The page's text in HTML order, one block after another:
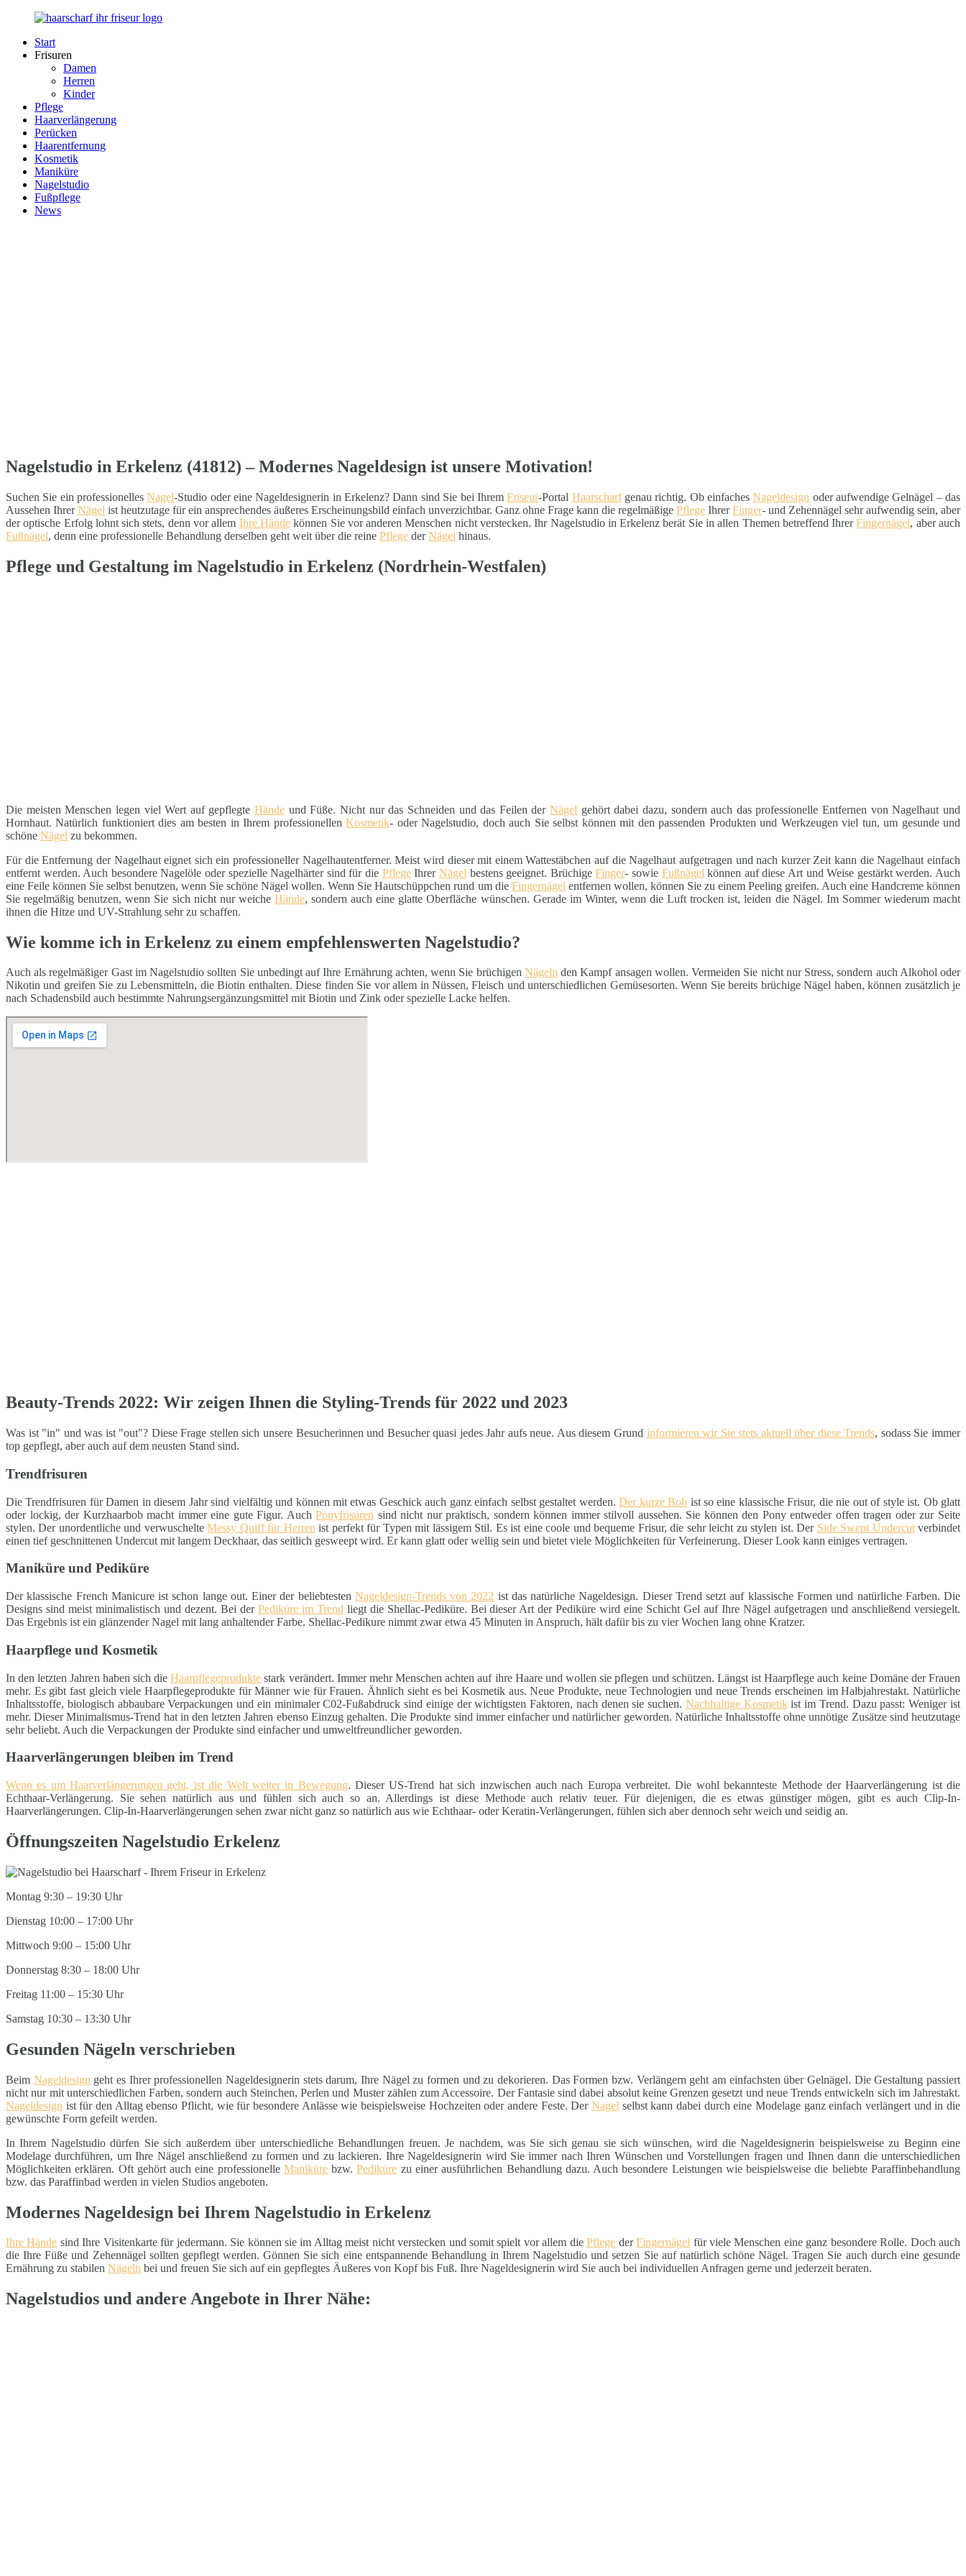
Zurück
Inhalt
Haarscharf
Händen
Start
Frisuren
Damen
Herren
Kinder
Pflege
Haarverlängerung
Perücken
Haarentfernung
Kosmetik
Maniküre
Nagelstudio
Fußpflege
News
Nagelstudio in Erkelenz (41812) – Modernes Nageldesign ist unsere Motivation!
Suchen Sie ein professionellesNagel-Studio oder eine Nageldesignerin in Erkelenz? Dann sind Sie bei IhremFriseur-Portal Haarscharfgenau richtig. Ob einfachesNageldesign oder aufwendige Gelnägel – das
Aussehen IhrerNägel ist heutzutage für ein ansprechendes äußeres Erscheinungsbild einfach unverzichtbar. Ganz ohne Frage kann die regelmäßige Pflege IhrerFinger- und Zehennägel sehr aufwendig sein, aber
der optische Erfolg lohnt sich stets, denn vor allem Ihre Händekönnen Sie vor anderen Menschen nicht verstecken. Ihr Nagelstudio in Erkelenz berät Sie in allen Themen betreffend IhrerFingernägel, aber auch
Fußnägel, denn eine professionelle Behandlung derselben geht weit über die reine Pflege derNägel hinaus.
Pflege und Gestaltung im Nagelstudio in Erkelenz (Nordrhein-Westfalen)
Die meisten Menschen legen viel Wert auf gepflegteHände und Füße. Nicht nur das Schneiden und das Feilen derNägel gehört dabei dazu, sondern auch das professionelle Entfernen von Nagelhaut und
Hornhaut. Natürlich funktioniert dies am besten in Ihrem professionellenKosmetik- oder Nagelstudio, doch auch Sie selbst können mit den passenden Produkten und Werkzeugen viel tun, um gesunde und
schöne Nägel zu bekommen.
Für die Entfernung der Nagelhaut eignet sich ein professioneller Nagelhautentferner. Meist wird dieser mit einem Wattestäbchen auf die Nagelhaut aufgetragen und nach kurzer Zeit kann die Nagelhaut einfach
entfernt werden. Auch besondere Nagelöle oder spezielle Nagelhärter sind für die PflegeIhrer Nägel bestens geeignet. BrüchigeFinger- sowie Fußnägel können auf diese Art und Weise gestärkt werden. Auch
eine Feile können Sie selbst benutzen, wenn Sie schöne Nägel wollen. Wenn Sie Hautschüppchen rund um die Fingernägel entfernen wollen, können Sie zu einem Peeling greifen. Auch eine Handcreme können
Sie regelmäßig benutzen, wenn Sie sich nicht nur weiche Hände, sondern auch eine glatte Oberfläche wünschen. Gerade im Winter, wenn die Luft trocken ist, leiden die Nägel. Im Sommer wiederum macht
ihnen die Hitze und UV-Strahlung sehr zu schaffen.
Wie komme ich in Erkelenz zu einem empfehlenswerten Nagelstudio?
Auch als regelmäßiger Gast im Nagelstudio sollten Sie unbedingt auf Ihre Ernährung achten, wenn Sie brüchigen Nägelnden Kampf ansagen wollen. Vermeiden Sie nicht nur Stress, sondern auch Alkohol oder
Nikotin und greifen Sie zu Lebensmitteln, die Biotin enthalten. Diese finden Sie vor allem in Nüssen, Fleisch und unterschiedlichen Gemüsesorten. Wenn Sie bereits brüchige Nägel haben, können zusätzlich je
nach Schadensbild auch bestimmte Nahrungsergänzungsmittel mit Biotin und Zink oder spezielle Lacke helfen.
Beauty-Trends 2022: Wir zeigen Ihnen die Styling-Trends für 2022 und 2023
Was ist "in" und was ist "out"? Diese Frage stellen sich unsere Besucherinnen und Besucher quasi jedes Jahr aufs neue. Aus diesem Grund informieren wir Sie stets aktuell über diese Trends, sodass Sie immer
top gepflegt, aber auch auf dem neusten Stand sind.
Trendfrisuren
Die Trendfrisuren für Damen in diesem Jahr sind vielfältig und können mit etwas Geschick auch ganz einfach selbst gestaltet werden.Der kurze Bob ist so eine klassische Frisur, die nie out of style ist. Ob glatt
oder lockig, der Kurzhaarbob macht immer eine gute Figur. AuchPonyfrisuren sind nicht nur praktisch, sondern können immer stilvoll aussehen. Sie können den Pony entweder offen tragen oder zur Seite
stylen. Der unordentliche und verwuschelteMessy Quiff für Herren ist perfekt für Typen mit lässigem Stil. Es ist eine coole und bequeme Frisur, die sehr leicht zu stylen ist. Der Side Swept Undercutverbindet
einen tief geschnittenen Undercut mit langem Deckhaar, das seitlich gesweept wird. Er kann glatt oder wellig sein und bietet viele Möglichkeiten für Verfeinerung. Dieser Look kann einiges vertragen.
Maniküre und Pediküre
Der klassische French Manicure ist schon lange out. Einer der beliebtesten Nageldesign-Trends von 2022 ist das natürliche Nageldesign. Dieser Trend setzt auf klassische Formen und natürliche Farben. Die
Designs sind meist minimalistisch und dezent. Bei der Pediküre im Trend liegt die Shellac-Pediküre. Bei dieser Art der Pediküre wird eine Schicht Gel auf Ihre Nägel aufgetragen und anschließend versiegelt.
Das Ergebnis ist ein glänzender Nagel mit lang anhaltender Farbe. Shellac-Pedikure nimmt zwar etwa 45 Minuten in Anspruch, hält dafür bis zu vier Wochen lang ohne Kratzer.
Haarpflege und Kosmetik
In den letzten Jahren haben sich dieHaarpflegeprodukte stark verändert. Immer mehr Menschen achten auf ihre Haare und wollen sie pflegen und schützen. Längst ist Haarpflege auch keine Domäne der Frauen
mehr. Es gibt fast gleich viele Haarpflegeprodukte für Männer wie für Frauen. Ähnlich sieht es bei Kosmetik aus. Neue Produkte, neue Technologien und neue Trends erscheinen im Halbjahrestakt. Natürliche
Inhaltsstoffe, biologisch abbaubare Verpackungen und ein minimaler C02-Fußabdruck sind einige der wichtigsten Faktoren, nach denen sie suchen. Nachhaltige Kosmetikist im Trend. Dazu passt: Weniger ist
mehr. Dieser Minimalismus-Trend hat in den letzten Jahren ebenso Einzug gehalten. Die Produkte sind immer einfacher und natürlicher geworden. Natürliche Inhaltsstoffe ohne unnötige Zusätze sind heutzutage
sehr beliebt. Auch die Verpackungen der Produkte sind einfacher und umweltfreundlicher geworden.
Haarverlängerungen bleiben im Trend
Wenn es um Haarverlängerungen geht, ist die Welt weiter in Bewegung. Dieser US-Trend hat sich inzwischen auch nach Europa verbreitet. Die wohl bekannteste Methode der Haarverlängerung ist die
Echthaar-Verlängerung. Sie sehen natürlich aus und fühlen sich auch so an. Allerdings ist diese Methode auch relativ teuer. Für diejenigen, die es etwas günstiger mögen, gibt es auch Clip-In-
Haarverlängerungen. Clip-In-Haarverlängerungen sehen zwar nicht ganz so natürlich aus wie Echthaar- oder Keratin-Verlängerungen, fühlen sich aber dennoch sehr weich und seidig an.
Öffnungszeiten Nagelstudio Erkelenz
Montag 9:30 – 19:30 Uhr
Dienstag 10:00 – 17:00 Uhr
Mittwoch 9:00 – 15:00 Uhr
Donnerstag 8:30 – 18:00 Uhr
Freitag 11:00 – 15:30 Uhr
Samstag 10:30 – 13:30 Uhr
Gesunden Nägeln verschrieben
Beim Nageldesign geht es Ihrer professionellen Nageldesignerin stets darum, Ihre Nägel zu formen und zu dekorieren. Das Formen bzw. Verlängern geht am einfachsten über Gelnägel. Die Gestaltung passiert
nicht nur mit unterschiedlichen Farben, sondern auch Steinchen, Perlen und Muster zählen zum Accessoire. Der Fantasie sind dabei absolut keine Grenzen gesetzt und neue Trends entwickeln sich im Jahrestakt.
Nageldesign ist für den Alltag ebenso Pflicht, wie für besondere Anlässe wie beispielsweise Hochzeiten oder andere Feste. Der Nagel selbst kann dabei durch eine Modelage ganz einfach verlängert und in die
gewünschte Form gefeilt werden.
In Ihrem Nagelstudio dürfen Sie sich außerdem über unterschiedliche Behandlungen freuen. Je nachdem, was Sie sich genau sie sich wünschen, wird die Nageldesignerin beispielsweise zu Beginn eine
Modelage durchführen, um Ihre Nägel anschließend zu formen und zu lackieren. Ihre Nageldesignerin wird Sie immer nach Ihren Wünschen und Vorstellungen fragen und Ihnen dann die unterschiedlichen
Möglichkeiten erklären. Oft gehört auch eine professionelle Manikürebzw.Pediküre zu einer ausführlichen Behandlung dazu. Auch besondere Leistungen wie beispielsweise die beliebte Paraffinbehandlung
bzw. das Paraffinbad werden in vielen Studios angeboten.
Modernes Nageldesign bei Ihrem Nagelstudio in Erkelenz
Ihre Hände sind Ihre Visitenkarte für jedermann. Sie können sie im Alltag meist nicht verstecken und somit spielt vor allem diePflege derFingernägel für viele Menschen eine ganz besondere Rolle. Doch auch
die Ihre Füße und Zehennägel sollten gepflegt werden. Gönnen Sie sich eine entspannende Behandlung in Ihrem Nagelstudio und setzen Sie auf natürlich schöne Nägel. Tragen Sie auch durch eine gesunde
Ernährung zu stabilen Nägeln bei und freuen Sie sich auf ein gepflegtes Äußeres von Kopf bis Fuß. Ihre Nageldesignerin wird Sie auch bei individuellen Anfragen gerne und jederzeit beraten.
Nagelstudios und andere Angebote in Ihrer Nähe: